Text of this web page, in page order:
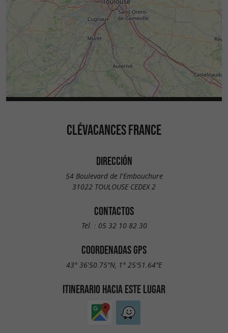
CLÉVACANCES FRANCE
DIRECCIÓN
54 Boulevard de l'Embouchure
31022 TOULOUSE CEDEX 2
CONTACTOS
Tel. : 05 32 10 82 30
COORDENADAS GPS
43° 36'50.75"N, 1° 25'51.64"E
ITINERARIO HACIA ESTE LUGAR